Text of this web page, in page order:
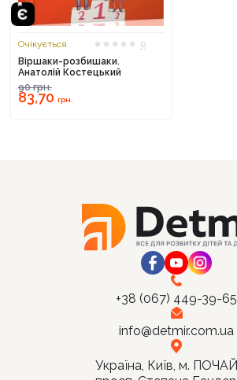
Очікується
0
Віршаки-розбишаки.
Анатолій Костецький
90грн.
83,70 грн.
+38 (067) 449-39-65
info@detmir.com.ua
Україна, Київ, м.